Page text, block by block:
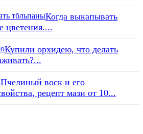
Когда выкапывать
цветения....
Купили орхидею, что делать
Пчелиный воск и его
рецепт мази от 10...